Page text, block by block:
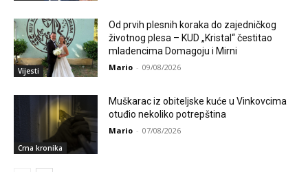
Vijesti
Od prvih plesnih koraka do zajedničkog
životnog plesa – KUD „Kristal“ čestitao
mladencima Domagoju i Mirni
Mario - 09/08/2026
Crna kronika
Muškarac iz obiteljske kuće u Vinkovcima
otuđio nekoliko potrepština
Mario - 07/08/2026